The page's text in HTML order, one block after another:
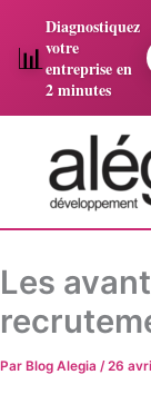
📊
Diagnostiquez
votre
entreprise en
2 minutes
contenu
Les
Par Blog Alegia /26
adresse